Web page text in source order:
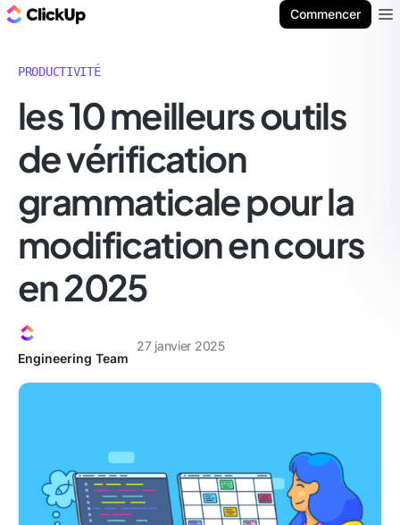
Commencer
PRODUCTIVITÉ
les 10 meilleurs outils
de vérification
grammaticale pour la
modification en cours
en 2025
Engineering Team
27 janvier 2025